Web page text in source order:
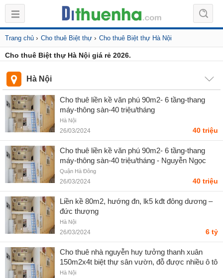
Trang chủ › Cho thuê Biệt thự › Cho thuê Biệt thự Hà Nội
Cho thuê Biệt thự Hà Nội giá rẻ 2026.
Hà Nội
Cho thuê liền kề văn phú 90m2- 6 tầng-thang
máy-thông sàn-40 triệu/tháng
Hà Nội
26/03/2024 40 triệu
Cho thuê liền kề văn phú 90m2- 6 tầng-thang
máy-thông sàn-40 triệu/tháng - Nguyễn Ngọc
Trà
Quận Hà Đông
26/03/2024 40 triệu
Liền kề 80m2, hướng đn, lk5 kđt đông dương –
đức thượng
Hà Nội
26/03/2024 6 tỷ
Cho thuê nhà nguyễn huy tưởng thanh xuân
150m2x4t biệt thự sân vườn, đỗ được nhiều ô tô
Hà Nội